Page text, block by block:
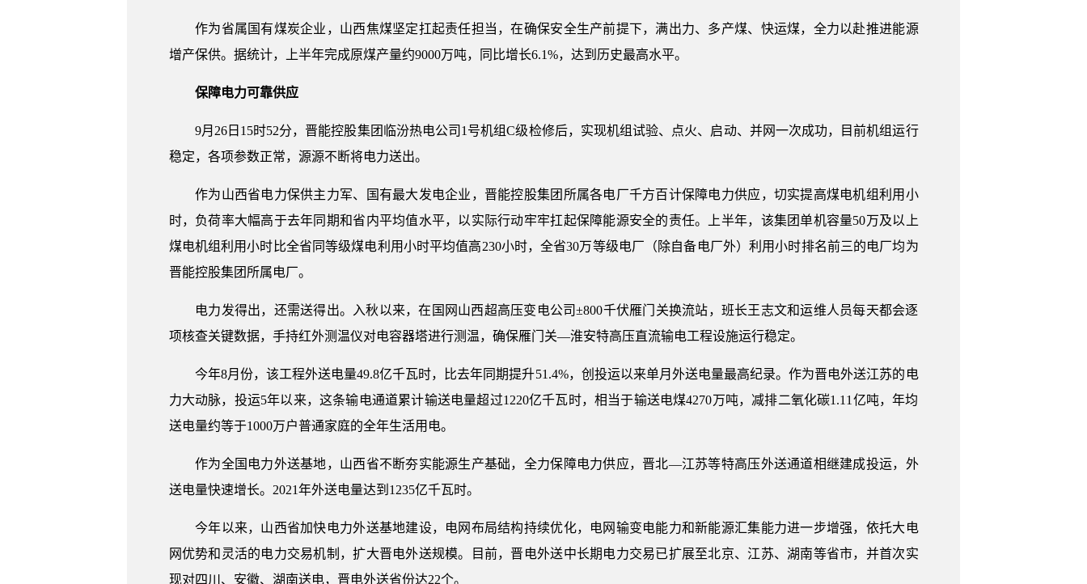
作为省属国有煤炭企业，山西焦煤坚定扛起责任担当，在确保安全生产前提下，满出力、多产煤、快运煤，全力以赴推进能源
增产保供。据统计，上半年完成原煤产量约9000万吨，同比增长6.1%，达到历史最高水平。
保障电力可靠供应
9月26日15时52分，晋能控股集团临汾热电公司1号机组C级检修后，实现机组试验、点火、启动、并网一次成功，目前机组运行
稳定，各项参数正常，源源不断将电力送出。
作为山西省电力保供主力军、国有最大发电企业，晋能控股集团所属各电厂千方百计保障电力供应，切实提高煤电机组利用小
时，负荷率大幅高于去年同期和省内平均值水平，以实际行动牢牢扛起保障能源安全的责任。上半年，该集团单机容量50万及以上
煤电机组利用小时比全省同等级煤电利用小时平均值高230小时，全省30万等级电厂（除自备电厂外）利用小时排名前三的电厂均为
晋能控股集团所属电厂。
电力发得出，还需送得出。入秋以来，在国网山西超高压变电公司±800千伏雁门关换流站，班长王志文和运维人员每天都会逐
项核查关键数据，手持红外测温仪对电容器塔进行测温，确保雁门关—淮安特高压直流输电工程设施运行稳定。
今年8月份，该工程外送电量49.8亿千瓦时，比去年同期提升51.4%，创投运以来单月外送电量最高纪录。作为晋电外送江苏的电
力大动脉，投运5年以来，这条输电通道累计输送电量超过1220亿千瓦时，相当于输送电煤4270万吨，减排二氧化碳1.11亿吨，年均
送电量约等于1000万户普通家庭的全年生活用电。
作为全国电力外送基地，山西省不断夯实能源生产基础，全力保障电力供应，晋北—江苏等特高压外送通道相继建成投运，外
送电量快速增长。2021年外送电量达到1235亿千瓦时。
今年以来，山西省加快电力外送基地建设，电网布局结构持续优化，电网输变电能力和新能源汇集能力进一步增强，依托大电
网优势和灵活的电力交易机制，扩大晋电外送规模。目前，晋电外送中长期电力交易已扩展至北京、江苏、湖南等省市，并首次实
现对四川、安徽、湖南送电，晋电外送省份达22个。